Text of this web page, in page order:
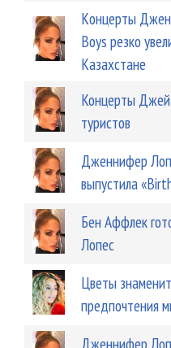
Kонцерты
Boys резко
Казахстане
Концерты Джей
туристов
Дженнифер
выпустила
Бен Аффлек
Лопес
Цветы
предпочтения
Дженнифер